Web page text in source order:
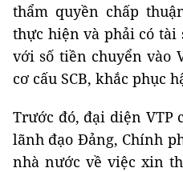
thẩm quyền chấp
thực hiện và phải có tài
với số tiền chuyển vào
cơ cấu SCB, khắc phục
Trước đó, đại diện VTP
lãnh đạo Đảng, Chính
nhà nước về việc xin